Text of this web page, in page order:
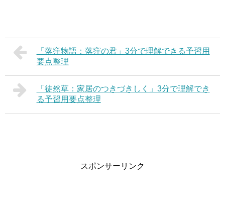
「落窪物語：落窪の君」3分で理解できる予習用
要点整理
「徒然草：家居のつきづきしく」3分で理解でき
る予習用要点整理
スポンサーリンク